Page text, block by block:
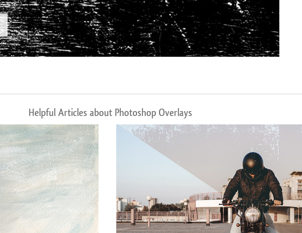
Helpful Articles about Photoshop Overlays